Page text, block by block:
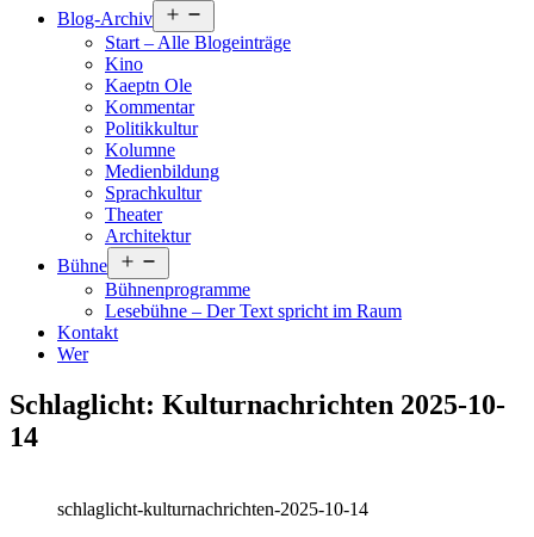
Blog-Archiv
öffnen
Start – Alle Blogeinträge
Kino
Kaeptn Ole
Kommentar
Politikkultur
Kolumne
Medienbildung
Sprachkultur
Theater
Architektur
Bühne
öffnen
Bühnenprogramme
Lesebühne – Der Text spricht im Raum
Kontakt
Wer
Schlaglicht: Kulturnachrichten 2025-10-
14
schlaglicht-kulturnachrichten-2025-10-14